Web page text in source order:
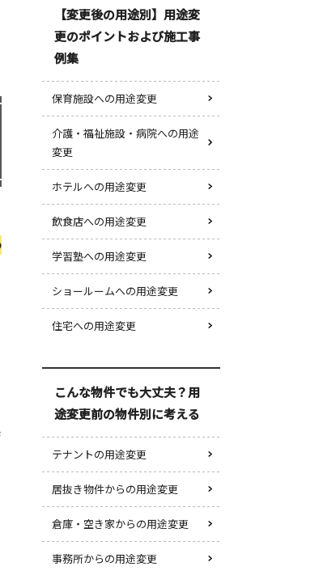
【変更後の用途別】用途変
更のポイントおよび施工事
例集
保育施設への用途変更
介護・福祉施設・病院への用途
変更
ホテルへの用途変更
飲食店への用途変更
学習塾への用途変更
ショールームへの用途変更
住宅への用途変更
こんな物件でも大丈夫？用
途変更前の物件別に考える
テナントの用途変更
居抜き物件からの用途変更
倉庫・空き家からの用途変更
事務所からの用途変更